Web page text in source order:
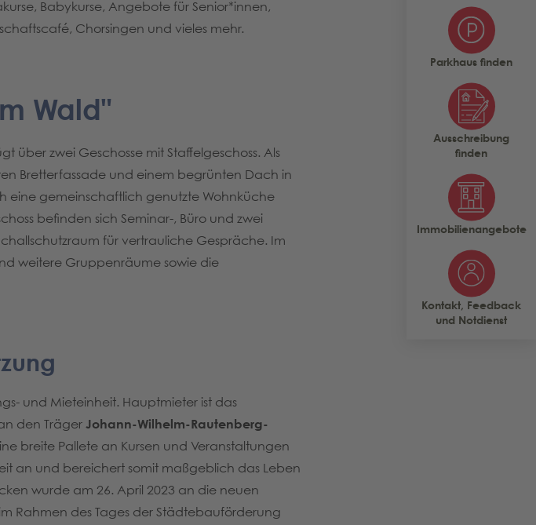
Parkhaus finden
Ausschreibung
finden
Immobilienangebote
Kontakt, Feedback
und Notdienst
Babykurse, Angebote für Senior*innen,
Chorsingen und vieles mehr.
Wald"
über zwei Geschosse mit Staffelgeschoss. Als
Bretterfassade und einem begrünten Dach in
eine gemeinschaftlich genutzte Wohnküche
befinden sich Seminar-, Büro und zwei
für vertrauliche Gespräche. Im
weitere Gruppenräume sowie die
und Mieteinheit. Hauptmieter ist das
den Träger Johann-Wilhelm-Rautenberg-
breite Pallete an Kursen und Veranstaltungen
an und bereichert somit maßgeblich das Leben
wurde am 26. April 2023 an die neuen
Rahmen des Tages der Städtebauförderung